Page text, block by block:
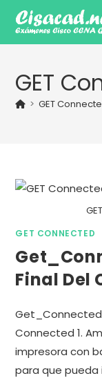
contenido
GET
> GET
GET CONNECTED
Final Del
Get_Connected
Connected 1.
impresora con
para que pueda